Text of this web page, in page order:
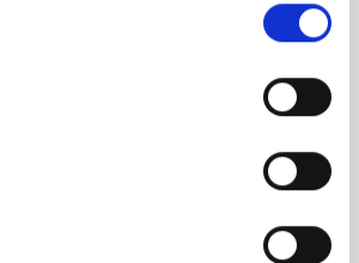
proyecto de “Redundancia de la
y Terrestre RedIRIS Tenerife –
ópticas garantiza la continuidad de
del Teide (OT) en Tenerife
del Roque de los Muchachos (ORM)
técnica o ambiental. El logro
un trabajo conjunto con RedIRIS y la